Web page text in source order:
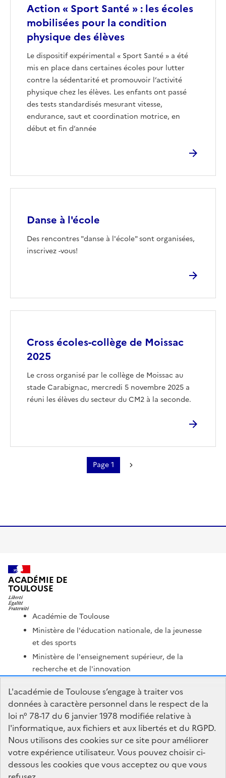
Action « Sport Santé » : les écoles
mobilisées pour la condition
physique des élèves
Le dispositif expérimental « Sport Santé » a été
mis en place dans certaines écoles pour lutter
contre la sédentarité et promouvoir l’activité
physique chez les élèves. Les enfants ont passé
des tests standardisés mesurant vitesse,
endurance, saut et coordination motrice, en
début et fin d’année
Danse à l'école
Des rencontres "danse à l'école" sont organisées,
inscrivez -vous!
Cross écoles-collège de Moissac
2025
Le cross organisé par le collège de Moissac au
stade Carabignac, mercredi 5 novembre 2025 a
réuni les élèves du secteur du CM2 à la seconde.
Page 1
Page suivante
ACADÉMIE DE
TOULOUSE
Académie de Toulouse
Ministère de l'éducation nationale, de la jeunesse
et des sports
Ministère de l'enseignement supérieur, de la
recherche et de l'innovation
Nous contacter
DSDEN du Tarn-et-Garonne
Centre administratif Forestié
436 rue Edouard Forestié
82000 Montauban
L'académie de Toulouse s’engage à traiter vos
données à caractère personnel dans le respect de la
loi n° 78-17 du 6 janvier 1978 modifiée relative à
l'informatique, aux fichiers et aux libertés et du RGPD.
Nous utilisons des cookies sur ce site pour améliorer
votre expérience utilisateur. Vous pouvez choisir ci-
dessous les cookies que vous acceptez ou que vous